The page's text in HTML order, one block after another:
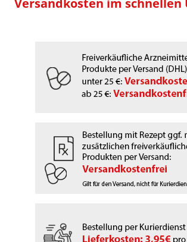
Versandkosten im schnellen